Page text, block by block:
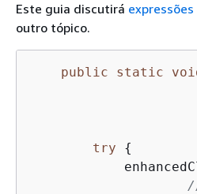
Este guia discutirá expressões
outro tópico.
public static
try
{